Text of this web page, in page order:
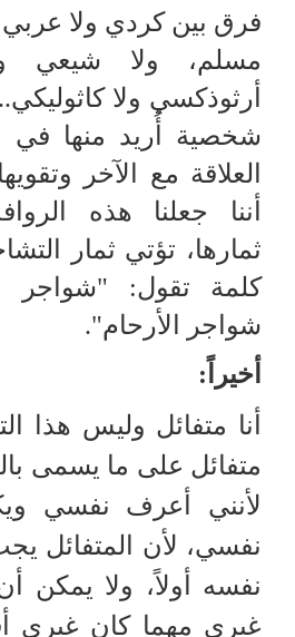
فرق بين كردي ولا
مسلم، ولا شيعي
أرثوذكسي ولا
شخصية أُريد منها في
العلاقة مع الآخر
أننا جعلنا هذه
ثمارها، تؤتي ثمار
كلمة تقول: "شواجر
شواجر الأرحام".
أخيراً:
أنا متفائل وليس هذا
متفائل على ما يسمى
لأنني أعرف نفسي
نفسي، لأن المتفائل
نفسه أولاً، ولا يمكن
غيري مهما كان غيري